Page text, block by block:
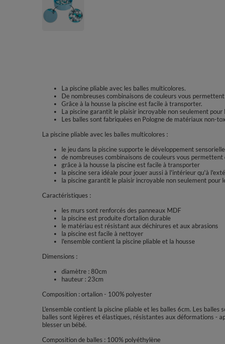
La piscine pliable avec les balles multicolores.
De nombreuses combinaisons de couleurs vous
Grâce à la housse la piscine est facile à transporter.
La piscine garantit le plaisir incroyable non seulement
Les balles sont fabriquées en Pologne de matériaux non-
La piscine pliable avec les balles multicolores :
le jeu dans la piscine supporte le développement
de nombreuses combinaisons de couleurs vous
grâce à la housse la piscine est facile à transporter
la piscine sera idéale pour jouer aussi à l'intérieur qu'à
la piscine garantit le plaisir incroyable non seulement pour
Caractéristiques :
les murs sont renforcés des panneaux MDF
la piscine est produite d'ortalion durable
le matériau est résistant aux déchirures et aux abrasions
la piscine est facile à nettoyer
l'ensemble contient la piscine pliable et la housse
Dimensions :
diamètre : 80cm
hauteur : 23cm
Composition : ortalion - 100% polyester
L'ensemble contient la piscine pliable et les balles 6cm. Les
balles sont légères et élastiques, résistantes aux déformations -
blesser un bébé.
Composition de balles : 100% polyéthylène